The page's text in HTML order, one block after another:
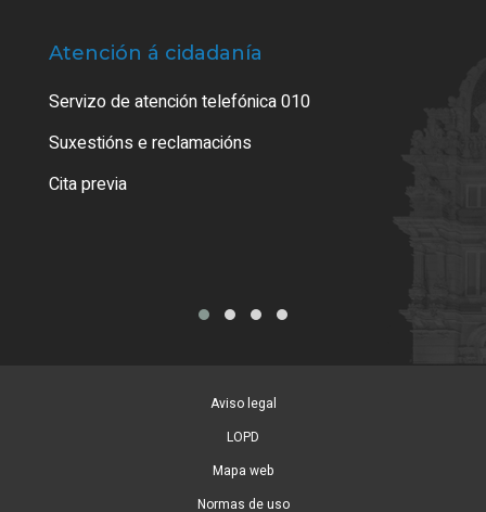
Atención á cidadanía
Servizo de atención telefónica 010
Suxestións e reclamacións
Cita previa
Aviso legal
LOPD
Mapa web
Normas de uso